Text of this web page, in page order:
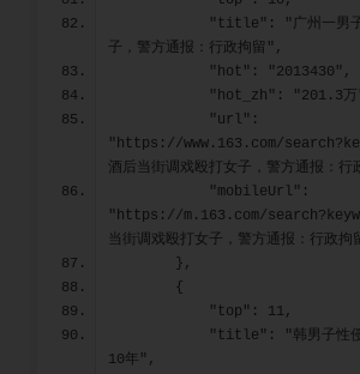
子，警方通报：行政拘留",
            "hot": "2013430",
"hot_zh": "201.3
"https://www.163.com/
酒后当街调戏殴打女子，警方通报：行
"https://m.163.com/
当街调戏殴打女子，警方通报：行政拘
        },
        {
            "top": 11,
10年",